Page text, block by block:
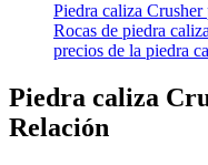
Piedra caliza
Rocas de piedra
precios de la piedra
Piedra caliza
Relación